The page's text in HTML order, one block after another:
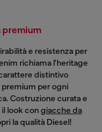
premium
e resistenza per
richiama l'heritage
distintivo
premium per ogni
Costruzione curata e
look congiacche da
la qualità Diesel!